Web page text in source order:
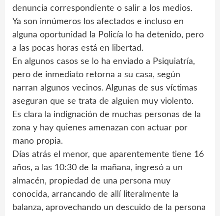
denuncia correspondiente o salir a los medios.
Ya son innúmeros los afectados e incluso en
alguna oportunidad la Policía lo ha detenido, pero
a las pocas horas está en libertad.
En algunos casos se lo ha enviado a Psiquiatría,
pero de inmediato retorna a su casa, según
narran algunos vecinos. Algunas de sus víctimas
aseguran que se trata de alguien muy violento.
Es clara la indignación de muchas personas de la
zona y hay quienes amenazan con actuar por
mano propia.
Días atrás el menor, que aparentemente tiene 16
años, a las 10:30 de la mañana, ingresó a un
almacén, propiedad de una persona muy
conocida, arrancando de allí literalmente la
balanza, aprovechando un descuido de la persona